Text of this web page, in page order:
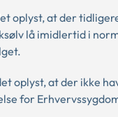
oplyst, at der
lå imidlertid i
oplyst, at der ikke
for